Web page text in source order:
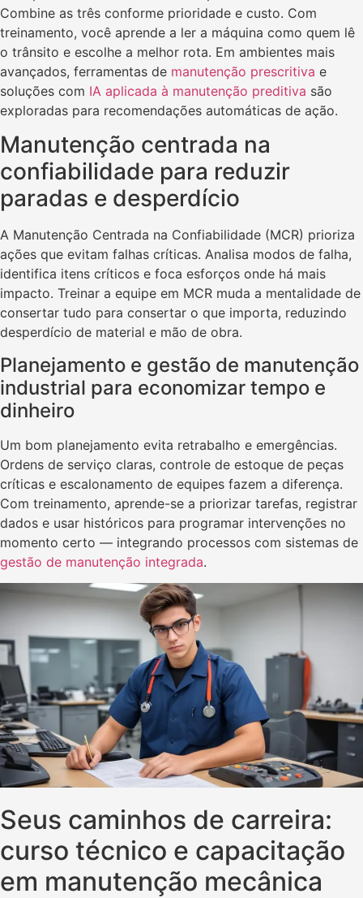
Combine as três conforme prioridade e custo. Com
treinamento, você aprende a ler a máquina como quem lê
o trânsito e escolhe a melhor rota. Em ambientes mais
avançados, ferramentas de manutenção prescritiva e
soluções com IA aplicada à manutenção preditiva são
exploradas para recomendações automáticas de ação.
Manutenção centrada na
confiabilidade para reduzir
paradas e desperdício
A Manutenção Centrada na Confiabilidade (MCR) prioriza
ações que evitam falhas críticas. Analisa modos de falha,
identifica itens críticos e foca esforços onde há mais
impacto. Treinar a equipe em MCR muda a mentalidade de
consertar tudo para consertar o que importa, reduzindo
desperdício de material e mão de obra.
Planejamento e gestão de manutenção
industrial para economizar tempo e
dinheiro
Um bom planejamento evita retrabalho e emergências.
Ordens de serviço claras, controle de estoque de peças
críticas e escalonamento de equipes fazem a diferença.
Com treinamento, aprende-se a priorizar tarefas, registrar
dados e usar históricos para programar intervenções no
momento certo — integrando processos com sistemas de
gestão de manutenção integrada.
Seus caminhos de carreira:
curso técnico e capacitação
em manutenção mecânica